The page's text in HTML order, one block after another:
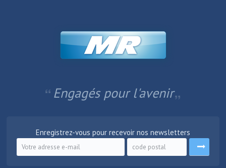
Engagés pour l'avenir
Enregistrez-vous pour recevoir nos newsletters